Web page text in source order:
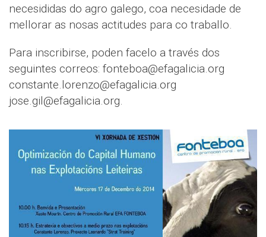
necesididas do agro galego, coa necesidade de
mellorar as nosas actitudes para co traballo.
Para inscribirse, poden facelo a través dos
seguintes correos: fonteboa@efagalicia.org
constante.lorenzo@efagalicia.org
jose.gil@efagalicia.org.